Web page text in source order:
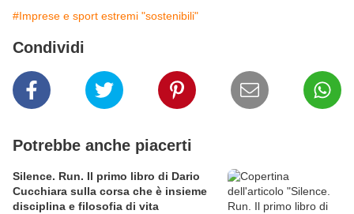
#Imprese e sport estremi "sostenibili"
Condividi
Potrebbe anche piacerti
Silence. Run. Il primo libro di Dario
Cucchiara sulla corsa che è insieme
disciplina e filosofia di vita